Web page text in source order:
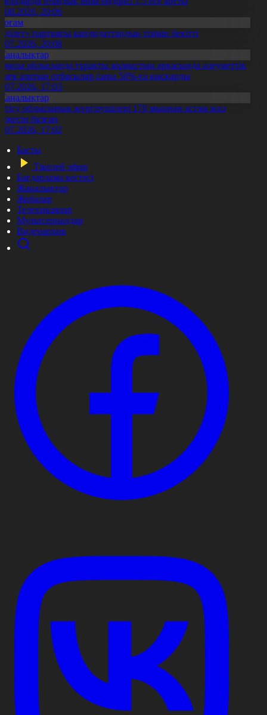
20:06
партиясы кандидаттардың тізімін бекітті
20:08
облысында тұрақты жұмыстың арқасында әлеуметтік
алатын отбасылар саны 50%-ға қысқарды
17:03
облысының жүргізушілері 170 мыңнан астам жол
бұзған
17:02
Басты
Тікелей эфир
Бағдарлама кестесі
Жаңалықтар
Жобалар
Телехикаялар
Мультсериалдар
Видеоархив